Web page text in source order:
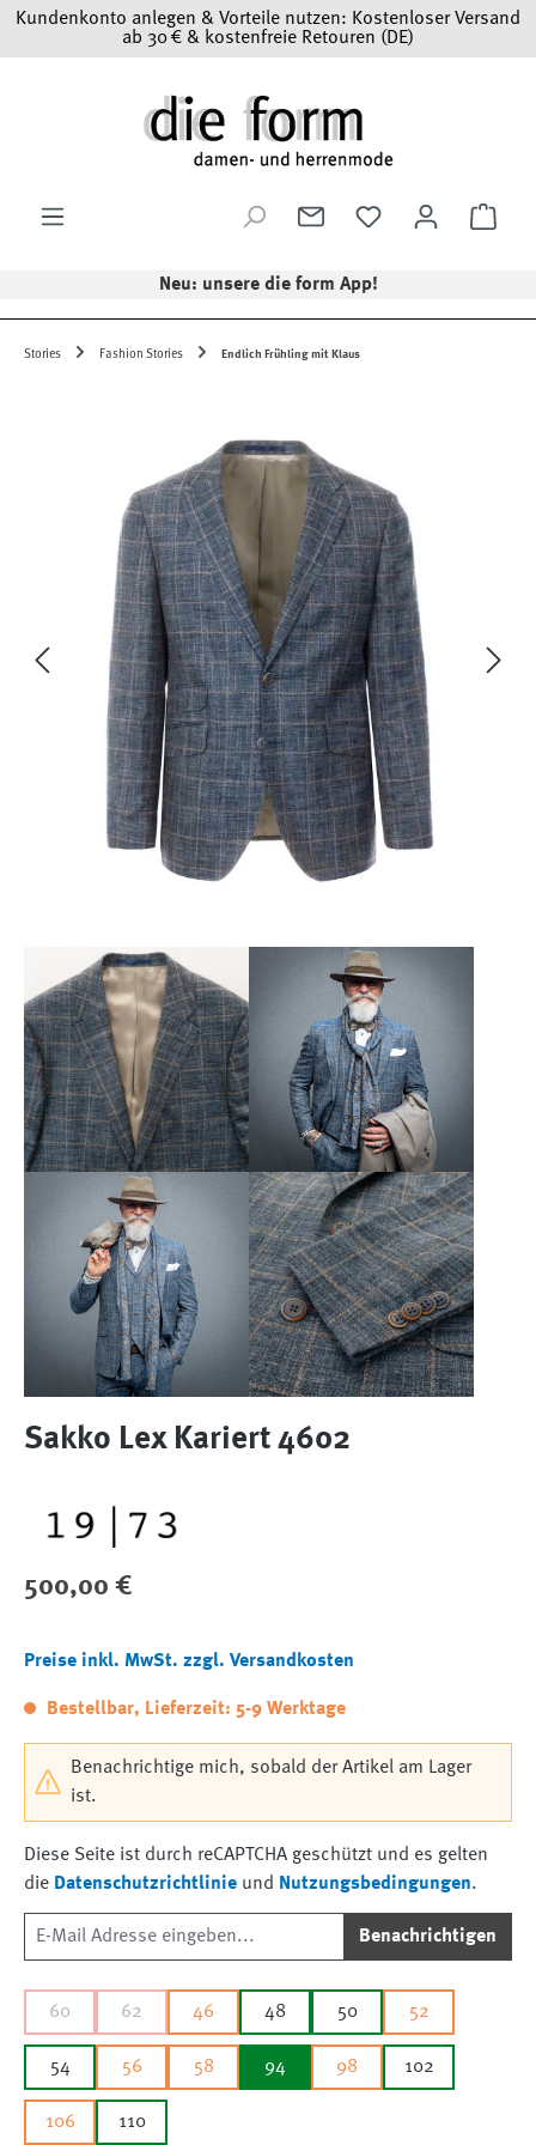
Zum Hauptinhalt springen
Kundenkonto anlegen & Vorteile nutzen: Kostenloser Versand
ab 30 € & kostenfreie Retouren (DE)
Neu: unsere die form App!
Stories Fashion Stories Endlich Frühling mit Klaus
Sakko Lex Kariert 4602
Regulärer Preis:
500,00 €
Preise inkl. MwSt. zzgl. Versandkosten
Bestellbar, Lieferzeit: 5-9 Werktage
Benachrichtige mich, sobald der Artikel am Lager
ist.
Diese Seite ist durch reCAPTCHA geschützt und es gelten
die Datenschutzrichtlinie und Nutzungsbedingungen.
Benachrichtigen
60 62 46 48 50 52
54 56 58 94 98 102
106 110